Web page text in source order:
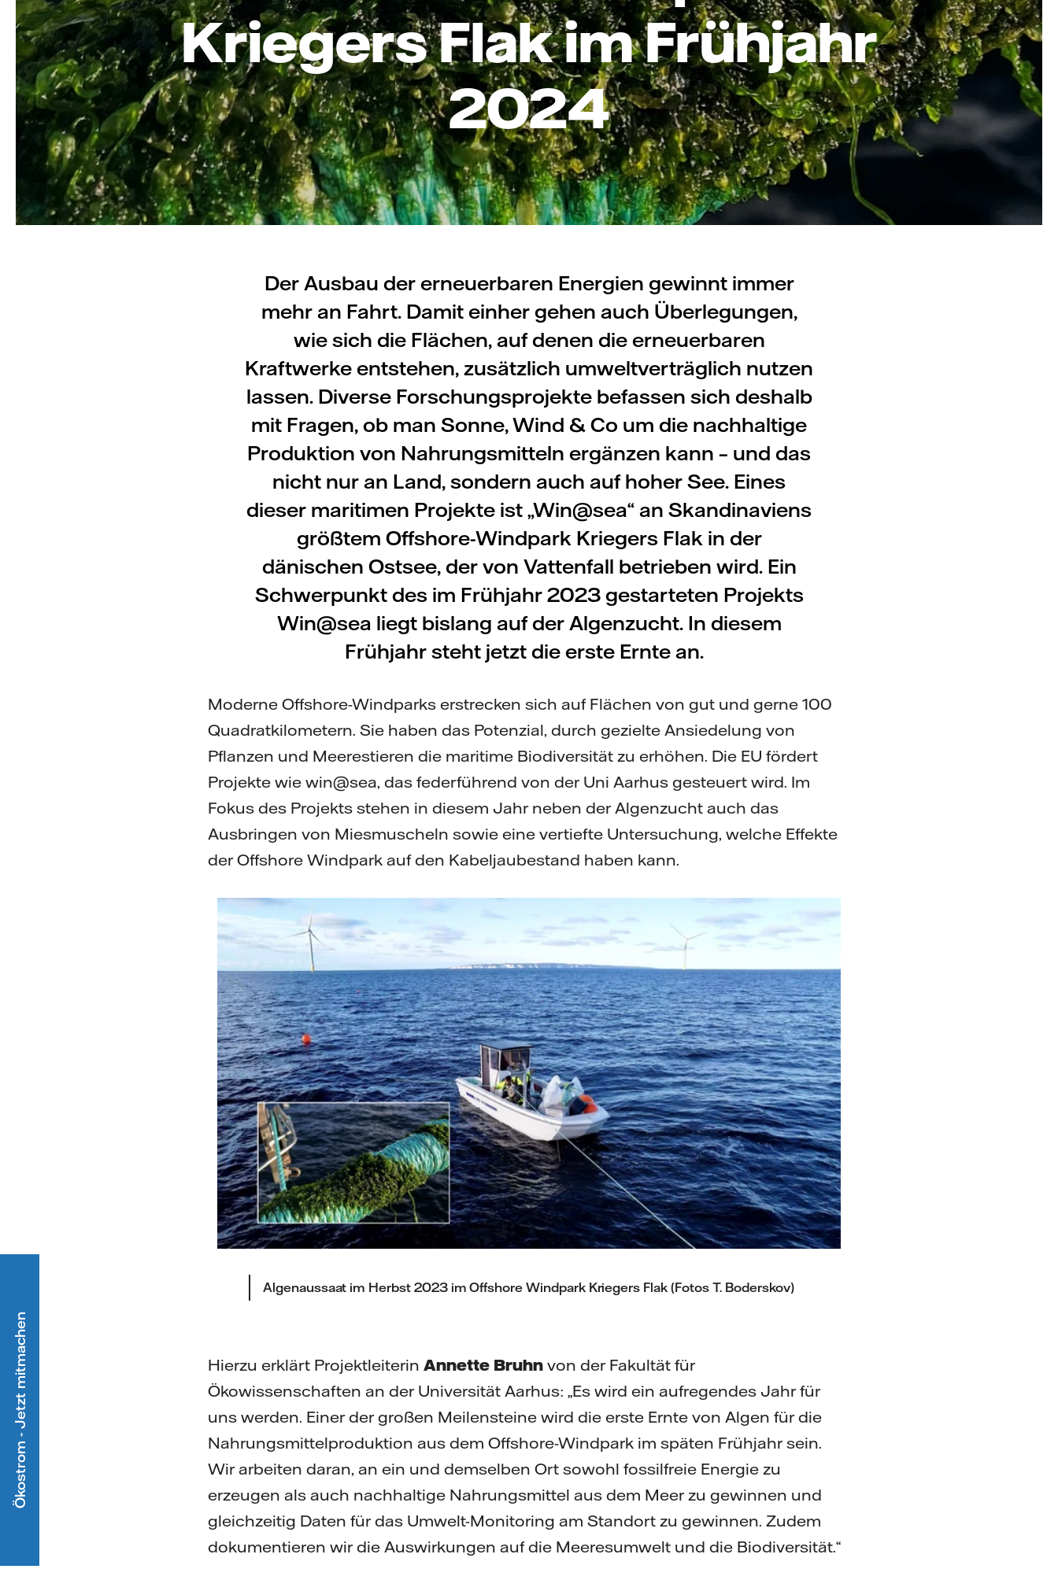
Kriegers Flak im Frühjahr
2024
Der Ausbau der erneuerbaren Energien gewinnt immer
mehr an Fahrt. Damit einher gehen auch Überlegungen,
wie sich die Flächen, auf denen die erneuerbaren
Kraftwerke entstehen, zusätzlich umweltverträglich nutzen
lassen. Diverse Forschungsprojekte befassen sich deshalb
mit Fragen, ob man Sonne, Wind & Co um die nachhaltige
Produktion von Nahrungsmitteln ergänzen kann – und das
nicht nur an Land, sondern auch auf hoher See. Eines
dieser maritimen Projekte ist „Win@sea“ an Skandinaviens
größtem Offshore-Windpark Kriegers Flak in der
dänischen Ostsee, der von Vattenfall betrieben wird. Ein
Schwerpunkt des im Frühjahr 2023 gestarteten Projekts
Win@sea liegt bislang auf der Algenzucht. In diesem
Frühjahr steht jetzt die erste Ernte an.
Moderne Offshore-Windparks erstrecken sich auf Flächen von gut und gerne 100
Quadratkilometern. Sie haben das Potenzial, durch gezielte Ansiedelung von
Pflanzen und Meerestieren die maritime Biodiversität zu erhöhen. Die EU fördert
Projekte wie win@sea, das federführend von der Uni Aarhus gesteuert wird. Im
Fokus des Projekts stehen in diesem Jahr neben der Algenzucht auch das
Ausbringen von Miesmuscheln sowie eine vertiefte Untersuchung, welche Effekte
der Offshore Windpark auf den Kabeljaubestand haben kann.
Algenaussaat im Herbst 2023 im Offshore Windpark Kriegers Flak (Fotos T. Boderskov)
Hierzu erklärt Projektleiterin Annette Bruhn von der Fakultät für
Ökowissenschaften an der Universität Aarhus: „Es wird ein aufregendes Jahr für
uns werden. Einer der großen Meilensteine wird die erste Ernte von Algen für die
Nahrungsmittelproduktion aus dem Offshore-Windpark im späten Frühjahr sein.
Wir arbeiten daran, an ein und demselben Ort sowohl fossilfreie Energie zu
erzeugen als auch nachhaltige Nahrungsmittel aus dem Meer zu gewinnen und
gleichzeitig Daten für das Umwelt-Monitoring am Standort zu gewinnen. Zudem
dokumentieren wir die Auswirkungen auf die Meeresumwelt und die Biodiversität.“
Ökostrom - Jetzt mitmachen